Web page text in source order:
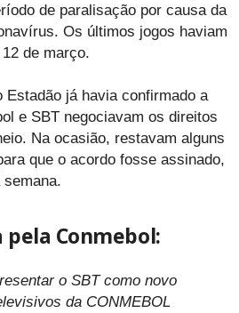
de paralisação por causa da
Os últimos jogos haviam
de março.
Estadão já havia confirmado a
e SBT negociavam os direitos
Na ocasião, restavam alguns
que o acordo fosse assinado,
Conmebol:
o SBT como novo
da CONMEBOL